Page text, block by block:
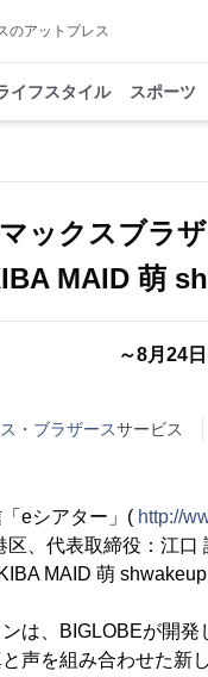
のアットプレス
イフスタイル スポーツ
ックスブラ
MAID 萌
～8月24
・ブラザースサービス
eシアター」( http://
区、代表取締役：江
MAID 萌
は、BIGLOBEが開
声を組み合わせた新